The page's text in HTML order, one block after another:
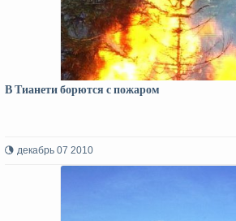
В Тианети борются с пожаром
декабрь 07 2010